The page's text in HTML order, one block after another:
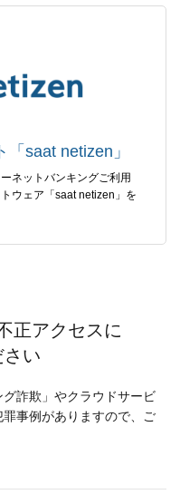
saat netizen」
ネットバンキングご利用
ウェア「saat netizen」を
正アクセスに
さい
詐欺」やクラウドサービ
事例がありますので、ご